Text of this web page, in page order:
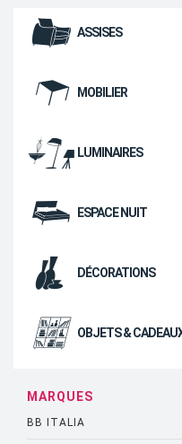
ASSISES
MOBILIER
LUMINAIRES
ESPACE NUIT
DÉCORATIONS
OBJETS &
MARQUES
BB ITALIA